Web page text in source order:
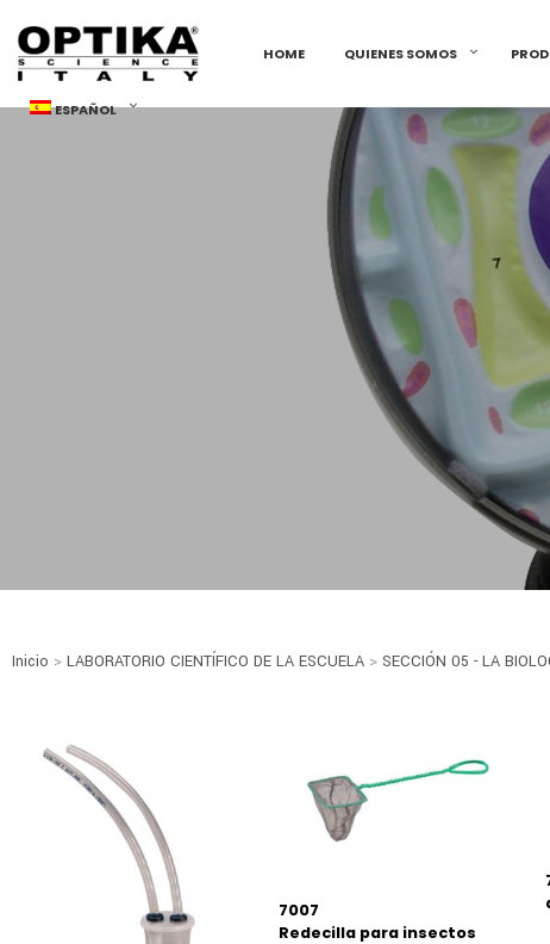
HOME QUIENES SOMOS
ESPAÑOL
Inicio > LABORATORIO CIENTÍFICO DE LA ESCUELA > SECCIÓN 05 - LA
7007
Redecilla para insectos